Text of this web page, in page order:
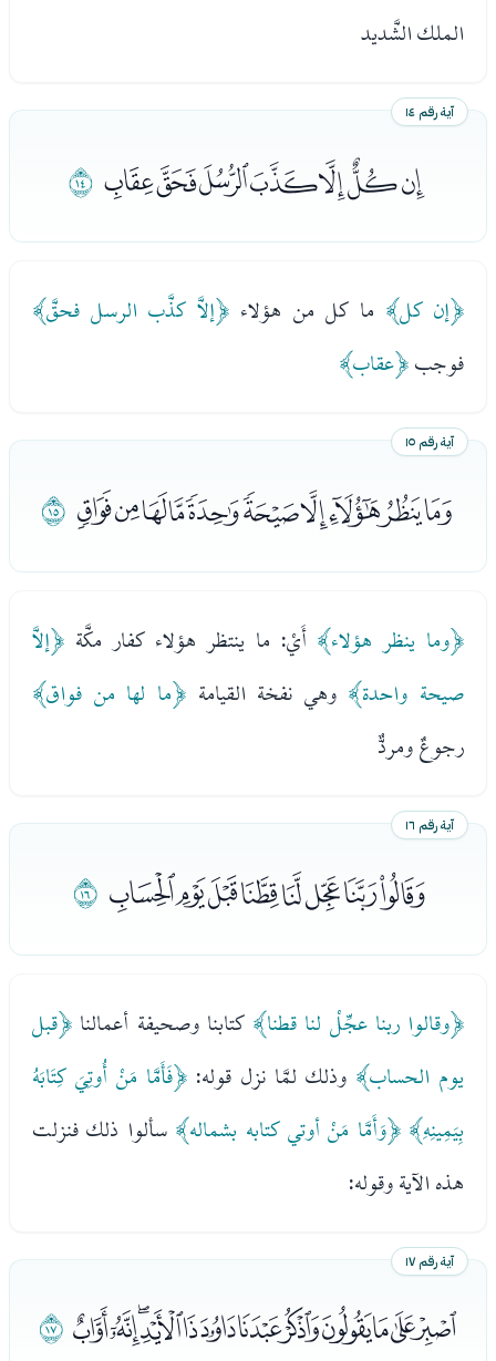
الملك الشَّديد
آية رقم ١٤
ﯸﯹﯺﯻﯼﯽﯾﯿ
﴿إن كل﴾ ما كل من هؤلاء ﴿إلاَّ كذَّب الرسل فحقَّ﴾
فوجب﴿عقاب﴾
آية رقم ١٥
ﰀﰁﰂﰃﰄﰅﰆﰇﰈﰉ ﰊ
﴿وما ينظر هؤلاء﴾ أَيْ: ما ينتظر هؤلاء كفار مكَّة ﴿إلاَّ
صيحة واحدة﴾ وهي نفخة القيامة﴿ما لها من فواق﴾
رجوعٌ ومردٌّ
آية رقم ١٦
ﰋﰌﰍﰎﰏﰐﰑﰒ ﰓ
﴿وقالوا ربنا عجِّلْ لنا قطنا﴾ كتابنا وصحيفة أعمالنا ﴿قبل
يوم الحساب﴾ وذلك لمَّا نزل قوله: ﴿فَأَمَّا مَنْ أُوتِيَ كِتَابَهُ
بِيَمِينِهِ﴾ ﴿وَأَمَّا مَنْ أوتي كتابه بشماله﴾ سألوا ذلك فنزلت
هذه الآية وقوله:
آية رقم ١٧
ﭑﭒﭓﭔﭕﭖﭗﭘﭙﭚﭛﭜﭝ